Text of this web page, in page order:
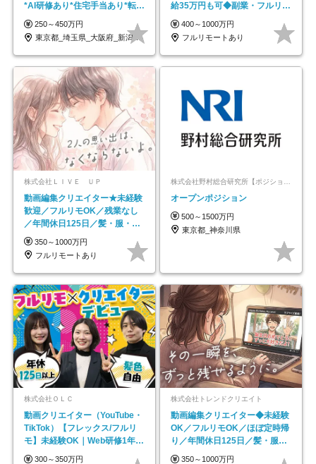
*AI研修あり*住宅手当あり*転勤
なし
250～450万円
東京都_埼玉県_大阪府_新潟県_福岡県
給35万円も可◆副業・フルリモ
ート可◆年休126日
400～1000万円
フルリモートあり
株式会社ＬＩＶＥ ＵＰ
動画編集クリエイター★未経験
歓迎／フルリモOK／残業なし
／年間休日125日／髪・服・ネ
イル自由／研修充実で安心
350～1000万円
フルリモートあり
オープンポジション
500～1500万円
東京都_神奈川県
株式会社ＯＬＣ
動画クリエイター（YouTube・
TikTok）【フレックス/フルリ
モ】未経験OK｜Web研修1年間
｜副業OK
300～350万円
株式会社トレンドクリエイト
動画編集クリエイター◆未経験
OK／フルリモOK／ほぼ定時帰
り／年間休日125日／髪・服・
ネイル自由／副業OK
350～1000万円